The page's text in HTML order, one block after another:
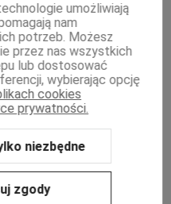
Szablon Shoper Modern 3.0™
umożliwiają
nam
potrzeb. Możesz
przez nas wszystkich
lub dostosować
wybierając opcję
cookies
prywatności.
niezbędne
zgody